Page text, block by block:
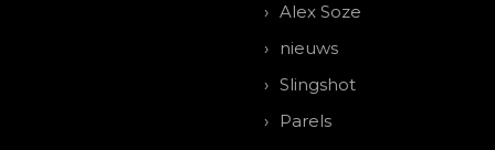
Alex Soze
nieuws
Slingshot
Parels